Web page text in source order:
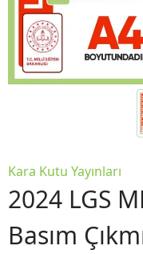
Kara Kutu Yayınları
2024 LGS
Basım